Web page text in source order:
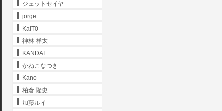
ジェットセイヤ
jorge
KaIT0
神林 祥太
KANDAI
かねこなつき
Kano
柏倉 隆史
加藤ルイ